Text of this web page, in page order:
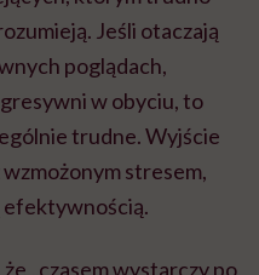
Jeśli otaczają
poglądach,
w obyciu, to
trudne. Wyjście
wzmożonym stresem,
efektywnością.
że „czasem wystarczy po